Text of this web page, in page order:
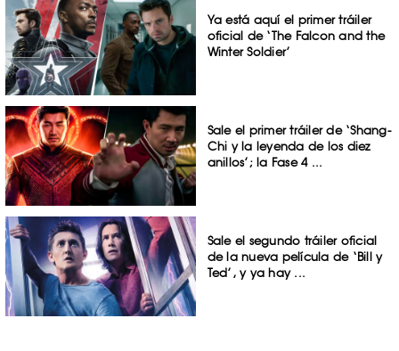
Ya está aquí el primer tráiler
oficial de ‘The Falcon and the
Winter Soldier’
Sale el primer tráiler de ‘Shang-
Chi y la leyenda de los diez
anillos’; la Fase 4 ...
Sale el segundo tráiler oficial
de la nueva película de ‘Bill y
Ted’, y ya hay ...